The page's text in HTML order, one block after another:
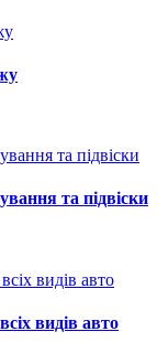
та підвіски
видів авто